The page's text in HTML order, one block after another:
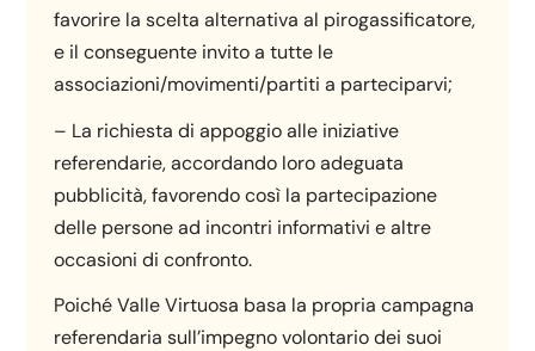
favorire la scelta alternativa al pirogassificatore,
e il conseguente invito a tutte le
associazioni/movimenti/partiti a parteciparvi;
– La richiesta di appoggio alle iniziative
referendarie, accordando loro adeguata
pubblicità, favorendo così la partecipazione
delle persone ad incontri informativi e altre
occasioni di confronto.
Poiché Valle Virtuosa basa la propria campagna
referendaria sull’impegno volontario dei suoi